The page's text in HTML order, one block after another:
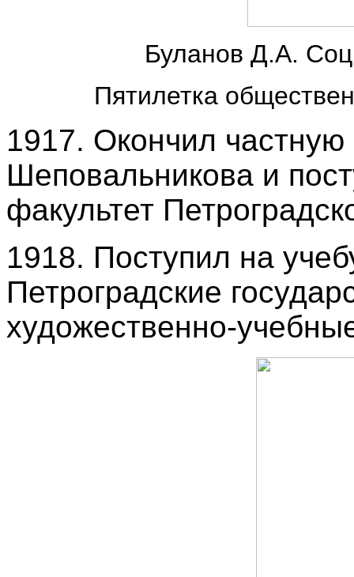
Буланов Д.А.
Пятилетка
1917. Окончил
Шеповальникова и
факультет
1918. Поступил на
Петроградские
художественно-